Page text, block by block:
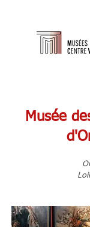
Musée